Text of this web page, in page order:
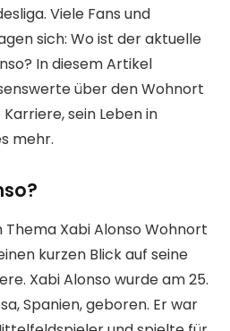
Viele Fans und
sich: Wo ist der aktuelle
In diesem Artikel
über den Wohnort
sein Leben in
mehr.
Xabi Alonso Wohnort
kurzen Blick auf seine
Xabi Alonso wurde am 25.
Spanien, geboren. Er war